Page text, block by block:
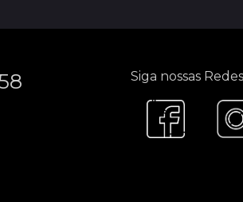
Siga nossas